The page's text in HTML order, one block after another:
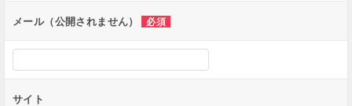
メール（公開されません） 必須
サイト